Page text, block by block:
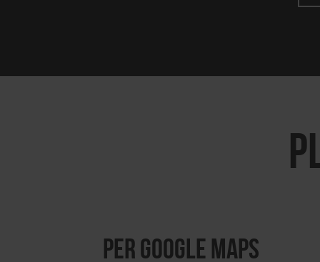
per Google Maps